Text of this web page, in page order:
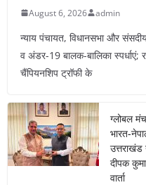
August 6, 2026 admin
न्याय पंचायत, विधानसभा और
व अंडर-19 बालक-बालिका स्पर्धाएं;
चैंपियनशिप ट्रॉफी के
ग्लोबल
भारत-
दीपक
वार्ता